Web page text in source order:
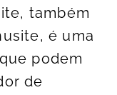
também
é uma
podem
de